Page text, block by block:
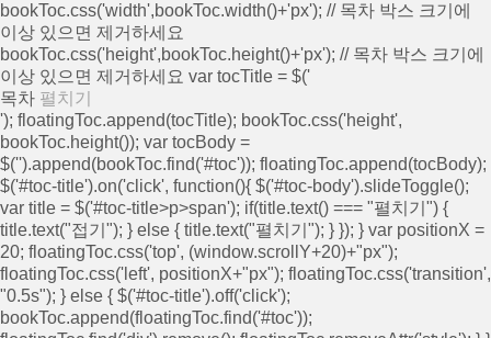
bookToc.css('width',bookToc.width()+'px'); // 목차 박스 크기에
이상 있으면 제거하세요
bookToc.css('height',bookToc.height()+'px'); // 목차 박스 크기에
이상 있으면 제거하세요 var tocTitle = $('
목차 펼치기
'); floatingToc.append(tocTitle); bookToc.css('height',
bookToc.height()); var tocBody =
$('').append(bookToc.find('#toc')); floatingToc.append(tocBody);
$('#toc-title').on('click', function(){ $('#toc-body').slideToggle();
var title = $('#toc-title>p>span'); if(title.text() === "펼치기") {
title.text("접기"); } else { title.text("펼치기"); } }); } var positionX =
20; floatingToc.css('top', (window.scrollY+20)+"px");
floatingToc.css('left', positionX+"px"); floatingToc.css('transition',
"0.5s"); } else { $('#toc-title').off('click');
bookToc.append(floatingToc.find('#toc'));